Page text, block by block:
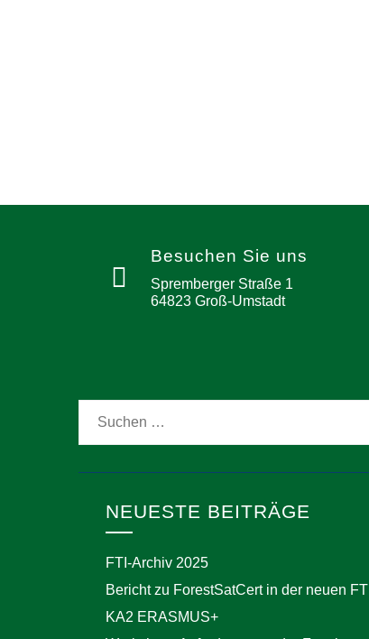
Besuchen Sie uns
Spremberger Straße 1
64823 Groß-Umstadt
NEUESTE BEITRÄGE
FTI-Archiv 2025
Bericht zu ForestSatCert in der neuen FTI
KA2 ERASMUS+